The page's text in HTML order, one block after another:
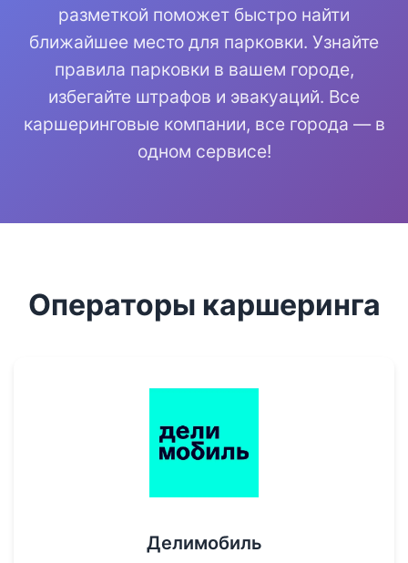
разметкой поможет быстро найти
ближайшее место для парковки. Узнайте
правила парковки в вашем городе,
избегайте штрафов и эвакуаций. Все
каршеринговые компании, все города — в
одном сервисе!
Операторы каршеринга
Делимобиль